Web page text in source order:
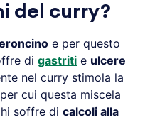
del curry?
e per questo
di gastriti e ulcere
nel curry stimola la
per cui questa miscela
soffre di calcoli alla